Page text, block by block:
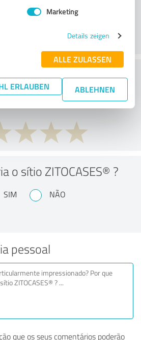
Marketing
Details zeigen
ALLE ZULASSEN
ERLAUBEN ABLEHNEN
acha da relação
desempenho?
o sítio ZITOCASES® ?
SIM NÃO
pessoal
que os seus comentários poderão